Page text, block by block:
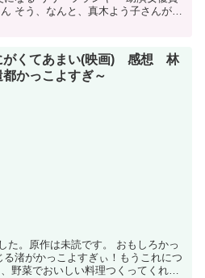
そう、なんと、真木よう子さんが、
がくてあまい(映画) 感想 林
都かっこよすぎ～
た。原作は未読です。 おもしろかっ
渚がかっこよすぎぃ！もうこれにつ
野菜でおいしい料理つくってくれる